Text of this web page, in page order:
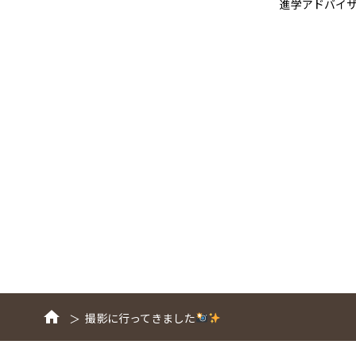
進学アドバイ
撮影に行ってきました